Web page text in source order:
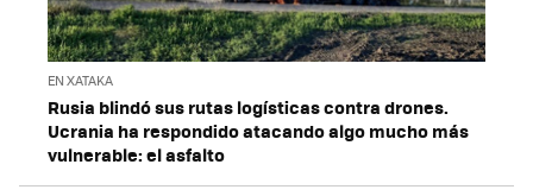
EN XATAKA
Rusia blindó sus rutas logísticas contra drones.
Ucrania ha respondido atacando algo mucho más
vulnerable: el asfalto